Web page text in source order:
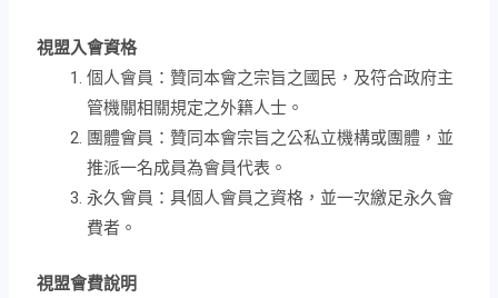
視盟入會資格
個人會員：贊同本會之宗旨之國民，及符合政府主
管機關相關規定之外籍人士。
團體會員：贊同本會宗旨之公私立機構或團體，並
推派一名成員為會員代表。
永久會員：具個人會員之資格，並一次繳足永久會
費者。
視盟會費說明